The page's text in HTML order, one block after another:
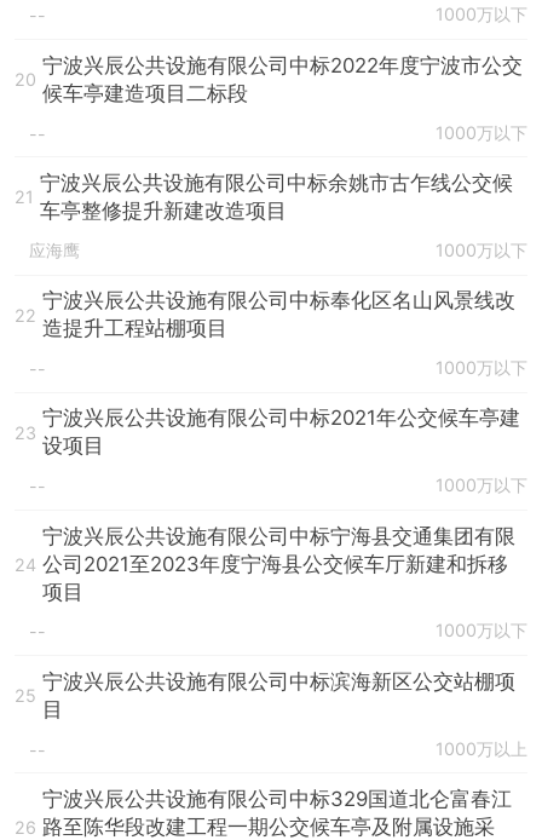
-- 1000万以下
20
宁波兴辰公共设施有限公司中标2022年度宁波市公交
候车亭建造项目二标段
-- 1000万以下
21
宁波兴辰公共设施有限公司中标余姚市古乍线公交候
车亭整修提升新建改造项目
应海鹰 1000万以下
22
宁波兴辰公共设施有限公司中标奉化区名山风景线改
造提升工程站棚项目
-- 1000万以下
23
宁波兴辰公共设施有限公司中标2021年公交候车亭建
设项目
-- 1000万以下
24
宁波兴辰公共设施有限公司中标宁海县交通集团有限
公司2021至2023年度宁海县公交候车厅新建和拆移
项目
-- 1000万以下
25
宁波兴辰公共设施有限公司中标滨海新区公交站棚项
目
-- 1000万以上
26
宁波兴辰公共设施有限公司中标329国道北仑富春江
路至陈华段改建工程一期公交候车亭及附属设施采